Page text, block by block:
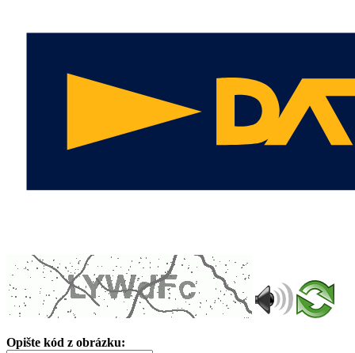
Opište kód z obrázku: